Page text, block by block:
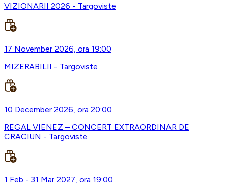
VIZIONARII 2026 - Targoviste
17 November 2026, ora 19:00
MIZERABILII - Targoviste
10 December 2026, ora 20:00
REGAL VIENEZ – CONCERT EXTRAORDINAR DE
CRACIUN - Targoviste
1 Feb - 31 Mar 2027, ora 19:00